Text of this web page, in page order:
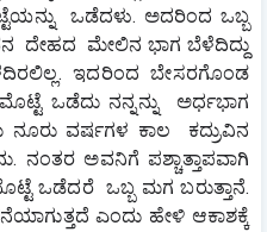
ಒಡೆದಳು. ಅದರಿಂದ ಒಬ್ಬ
ದೇಹದ  ಮೇಲಿನ ಭಾಗ ಬೆಳೆದಿದ್ದು
ಇದರಿಂದ ಬೇಸರಗೊಂಡ
ಒಡೆದು ನನ್ನನ್ನು  ಅರ್ಧಭಾಗ
ನೂರು ವರ್ಷಗಳ ಕಾಲ  ಕದ್ರುವಿನ
ನಂತರ ಅವನಿಗೆ ಪಶ್ಚಾತ್ತಾಪವಾಗಿ
ಒಡೆದರೆ  ಒಬ್ಬ ಮಗ ಬರುತ್ತಾನೆ.
ಎಂದು ಹೇಳಿ ಆಕಾಶಕ್ಕೆ